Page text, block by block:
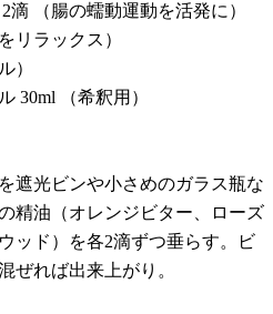
滴 （腸の蠕動運動を活発に）
リラックス）
）
30ml （希釈用）
遮光ビンや小さめのガラス瓶な
精油（オレンジビター、ローズ
ッド）を各2滴ずつ垂らす。ビ
ぜれば出来上がり。